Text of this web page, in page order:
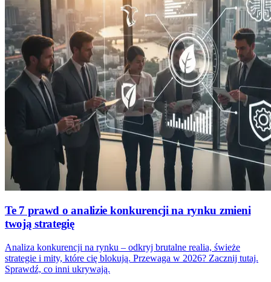
Te 7 prawd o analizie konkurencji na rynku zmieni
twoją strategię
Analiza konkurencji na rynku – odkryj brutalne realia, świeże
strategie i mity, które cię blokują. Przewaga w 2026? Zacznij tutaj.
Sprawdź, co inni ukrywają.